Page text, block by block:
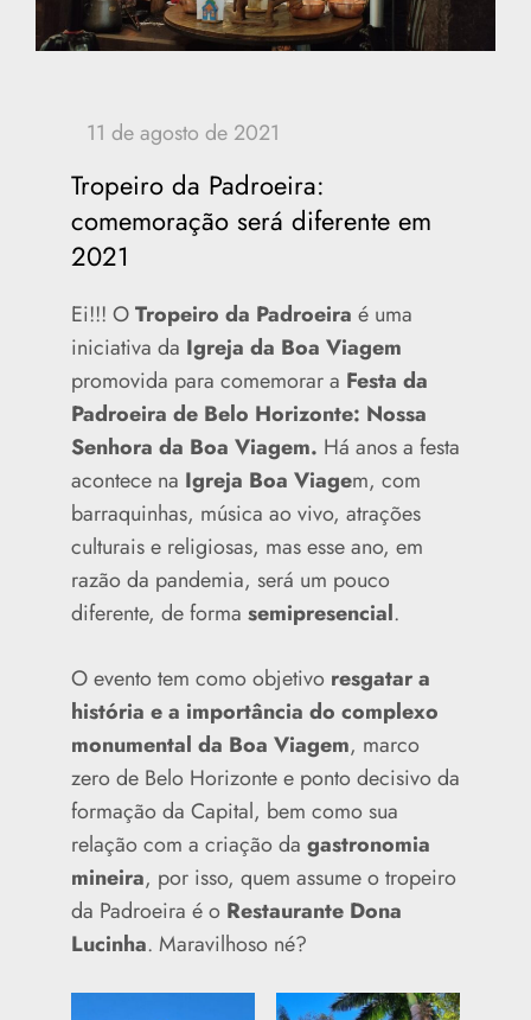
Tropeiro da Padroeira:
comemoração será diferente em
2021
Ei!!! OTropeiro da Padroeira é uma
iniciativa da Igreja da Boa Viagem
promovida para comemorar a Festa da
Padroeira de Belo Horizonte: Nossa
Senhora da Boa Viagem. Há anos a festa
acontece na Igreja Boa Viagem, com
barraquinhas, música ao vivo, atrações
culturais e religiosas, mas esse ano, em
razão da pandemia, será um pouco
diferente, de forma semipresencial.
O evento tem como objetivo resgatar a
história e a importância do complexo
monumental da Boa Viagem, marco
zero de Belo Horizonte e ponto decisivo da
formação da Capital, bem como sua
relação com a criação da gastronomia
mineira, por isso, quem assume o tropeiro
da Padroeira é o Restaurante Dona
Lucinha. Maravilhoso né?